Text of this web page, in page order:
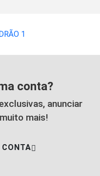
conta?
anunciar
mais!